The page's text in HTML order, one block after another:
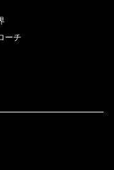
ーチ